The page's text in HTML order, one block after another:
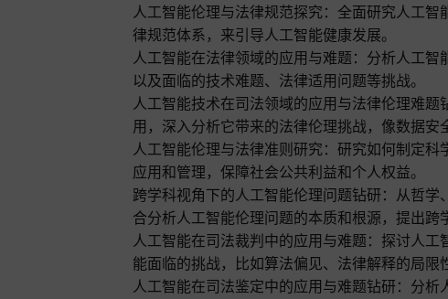
人工智能伦理与法律规范探究：全面研究人工
律规范体系，来引导人工智能健康发展。
人工智能在法律领域的应用与难题：分析人工智
以及面临的技术难题、法律适用问题等挑战。
人工智能技术在司法领域的应用与法律伦理难
用，深入分析它带来的法律伦理挑战，像数据安
人工智能伦理与法律准则研究：研究如何制定科
应用和管理，保障社会公共利益和个人权益。
跨学科视角下的人工智能伦理问题钻研：从哲
合分析人工智能伦理问题的本质和根源，提出跨
人工智能在司法裁判中的应用与难题：探讨人
能面临的挑战，比如算法偏见、法律解释的局限
人工智能在司法鉴定中的应用与难题钻研：分